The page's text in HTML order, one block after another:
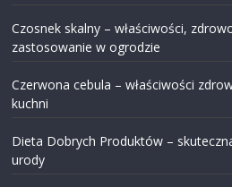
Czosnek skalny – właściwości,
zastosowanie w ogrodzie
Czerwona cebula – właściwości
kuchni
Dieta Dobrych Produktów –
urody